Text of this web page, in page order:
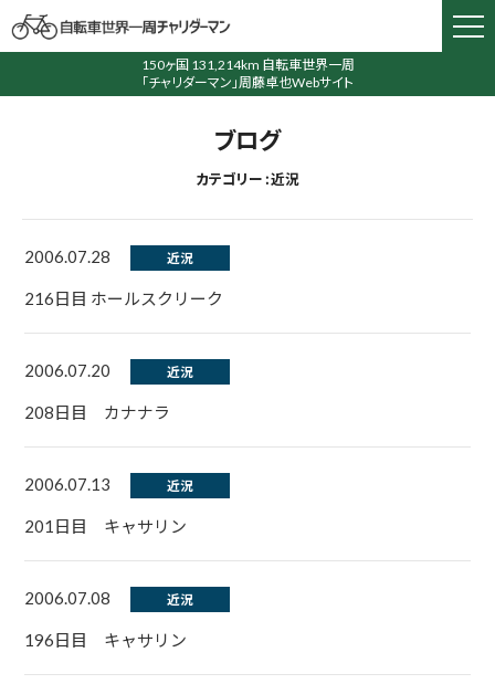
150ヶ国 131,214km 自転車世界一周
「チャリダーマン」周藤卓也Webサイト
ブログ
カテゴリー : 近況
2006.07.28 近況
216日目 ホールスクリーク
2006.07.20 近況
208日目 カナナラ
2006.07.13 近況
201日目 キャサリン
2006.07.08 近況
196日目 キャサリン